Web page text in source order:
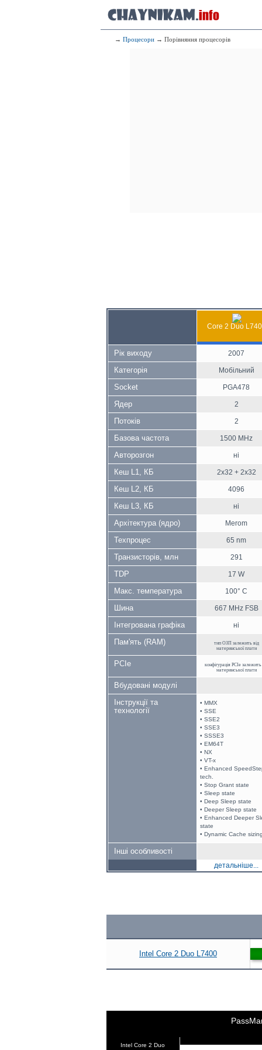
→ Процесори → Порівняння процесорів
Core 2 Duo
Рік виходу 2007
Категорія Мобільний
Socket PGA478
Ядер 2
Потоків 2
Базова частота 1500 MHz
Авторозгон ні
Кеш L1, КБ 2x32 + 2x32
Кеш L2, КБ 4096
Кеш L3, КБ ні
Архітектура (ядро) Merom
Техпроцес 65 nm
Транзисторів, млн 291
TDP 17 W
Макс. температура 100° C
Шина 667 MHz FSB
Інтегрована графіка ні
Пам'ять (RAM)
тип ОЗП залежить від
материнської плати
PCIe
конфігурація PCIe залежить
материнської плати
Вбудовані модулі
Інструкції та
технології
• MMX
• SSE
• SSE2
• SSE3
• SSSE3
• EM64T
• NX
• VT-x
• Enhanced
tech.
• Stop Grant state
• Sleep state
• Deep Sleep state
• Deeper Sleep state
• Enhanced Deeper
state
• Dynamic Cache sizing
Інші особливості
детальніше...
Intel Core 2 Duo L7400
Intel Core 2 Duo